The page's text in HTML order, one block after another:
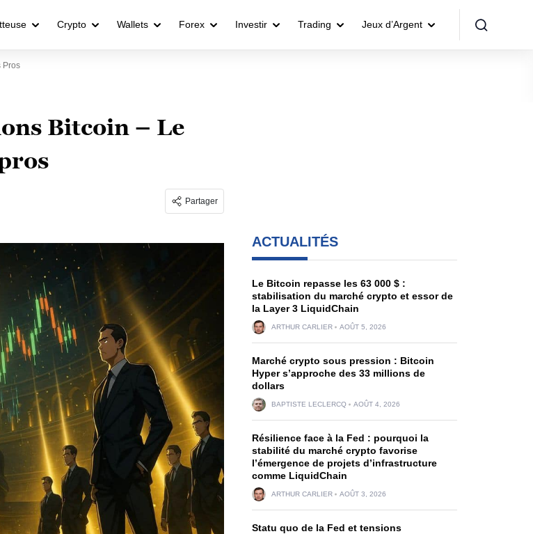
Crypto Wallets Forex Investir Trading Jeux d’Argent
Pros
Bitcoin – Le
Partager
ACTUALITÉS
Le Bitcoin repasse les 63 000 $ :
stabilisation du marché crypto et essor de
la Layer 3 LiquidChain
ARTHUR CARLIER AOÛT 5, 2026
Marché crypto sous pression : Bitcoin
Hyper s’approche des 33 millions de
dollars
BAPTISTE LECLERCQ AOÛT 4, 2026
Résilience face à la Fed : pourquoi la
stabilité du marché crypto favorise
l’émergence de projets d’infrastructure
comme LiquidChain
ARTHUR CARLIER AOÛT 3, 2026
Statu quo de la Fed et tensions